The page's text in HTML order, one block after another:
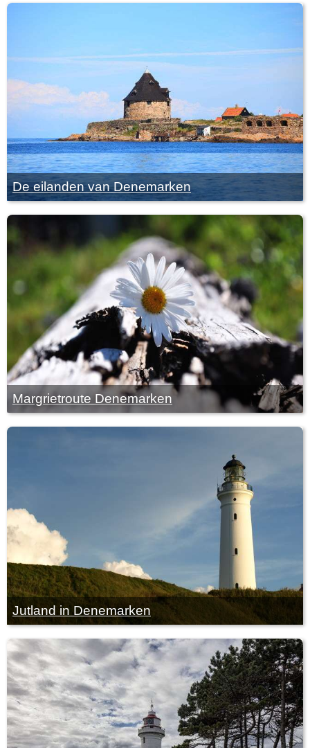
De eilanden van Denemarken
Margrietroute Denemarken
Jutland in Denemarken